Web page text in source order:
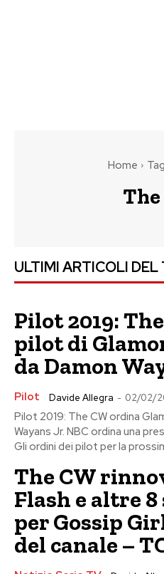
Home Tag
ULTIMI ARTICOLI DEL
Pilot 2019:
pilot di
da Damon
Pilot Davide Allegra - 02/02/
Pilot 2019: The CW ordina
Wayans Jr. NBC ordina una
Gli ordini dei pilot per la
The CW
Flash e altre
per Gossip
del canale –